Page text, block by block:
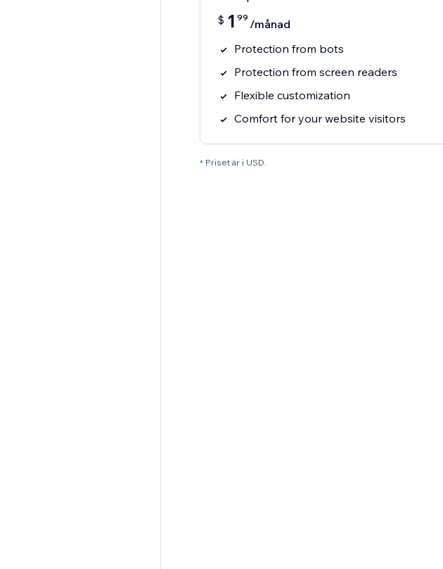
$ 1 99 /månad
Protection from bots
Protection from screen readers
Flexible customization
Comfort for your website visitors
* Priset är i USD.